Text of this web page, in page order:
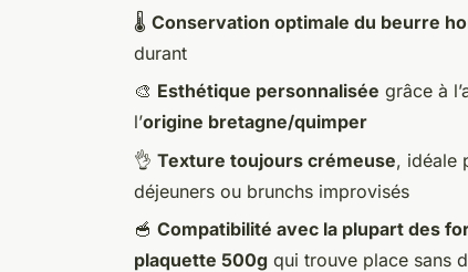
🌡️ Conservation optimale du beurre
durant
🎨 Esthétique personnalisée grâce à
l’origine bretagne/quimper
👌 Texture toujours crémeuse, idéale
déjeuners ou brunchs improvisés
🥣 Compatibilité avec la plupart des
plaquette 500g qui trouve place sans